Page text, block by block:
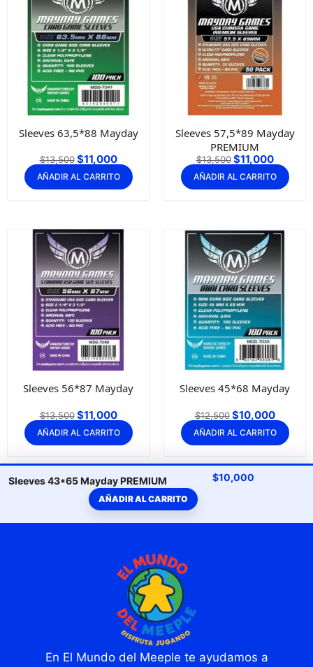
Sleeves 63,5*88 Mayday
$13,500 $11,000
AÑADIR AL CARRITO
Sleeves 57,5*89 Mayday
PREMIUM
$13,500 $11,000
AÑADIR AL CARRITO
Sleeves 56*87 Mayday
$13,500 $11,000
AÑADIR AL CARRITO
Sleeves 45*68 Mayday
$12,500 $10,000
AÑADIR AL CARRITO
Sleeves 43*65 Mayday PREMIUM $10,000
AÑADIR AL CARRITO
En El Mundo del Meeple te ayudamos a